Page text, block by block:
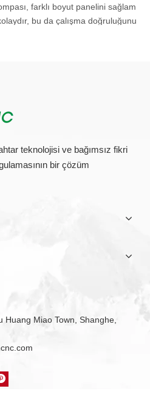
farklı boyut panelini sağlam
bu da çalışma doğruluğunu
En İyi CNC Makinesi:
işleme alanında yüksek hızda
için tasarlanmış ve
ile yüksek kalınlıkta herhangi
teknolojisi ve bağımsız fikri
bir çözüm
Huang Miao Town, Shanghe,